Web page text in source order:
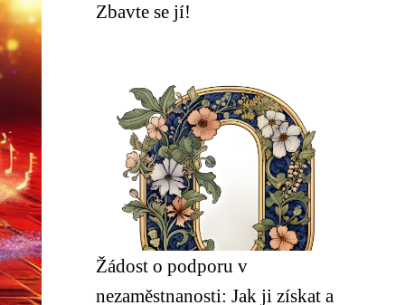
Zbavte se jí!
Žádost o podporu v
nezaměstnanosti: Jak ji získat a